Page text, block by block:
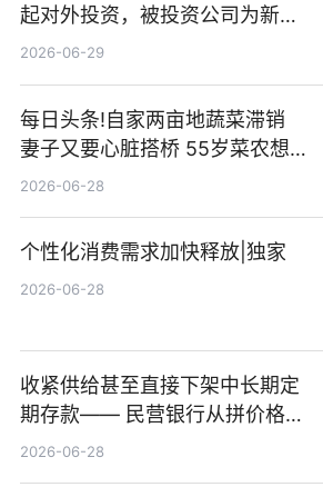
起对外投资，被投资公司为新绘
纪（重庆）科技有限公司
2026-06-29
每日头条!自家两亩地蔬菜滞销
妻子又要心脏搭桥 55岁菜农想
多卖点菜筹治病钱
2026-06-28
个性化消费需求加快释放|独家
2026-06-28
收紧供给甚至直接下架中长期定
期存款—— 民营银行从拼价格转
向拼服务
2026-06-28